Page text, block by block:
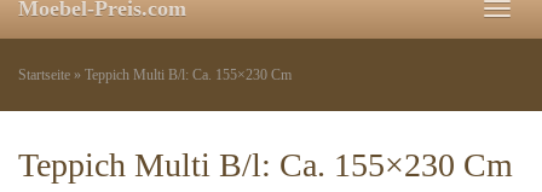
Toggle
Moebel-Preis.com
Startseite » Teppich Multi B/l: Ca. 155×230 Cm
Teppich Multi B/l: Ca. 155×230 Cm